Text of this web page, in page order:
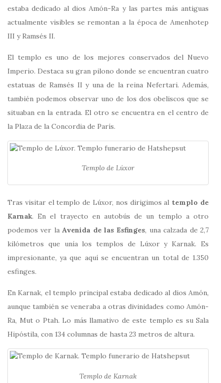
estaba dedicado al dios Amón-Ra y las partes más antiguas
actualmente visibles se remontan a la época de Amenhotep
III y Ramsés II.
El templo es uno de los mejores conservados del Nuevo
Imperio. Destaca su gran pilono donde se encuentran cuatro
estatuas de Ramsés II y una de la reina Nefertari. Además,
también podemos observar uno de los dos obeliscos que se
situaban en la entrada. El otro se encuentra en el centro de
la Plaza de la Concordia de París.
Templo de Lúxor
Tras visitar el templo de Lúxor, nos dirigimos al templo de
Karnak. En el trayecto en autobús de un templo a otro
podemos ver laAvenida de las Esfinges, una calzada de 2,7
kilómetros que unía los templos de Lúxor y Karnak. Es
impresionante, ya que aquí se encuentran un total de 1.350
esfinges.
En Karnak, el templo principal estaba dedicado al dios Amón,
aunque también se veneraba a otras divinidades como Amón-
Ra, Mut o Ptah. Lo más llamativo de este templo es su Sala
Hipóstila, con 134 columnas de hasta 23 metros de altura.
Templo de Karnak